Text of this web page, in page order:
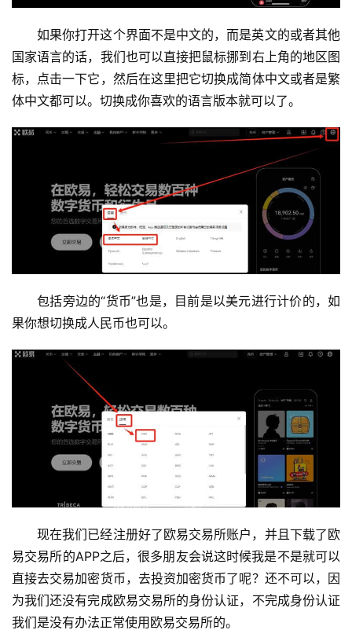
闻
行
情
分
如果你打开这个界面不是中文的，而是英文的或者其他
国家语言的话，我们也可以直接把鼠标挪到右上角的地区图
标，点击一下它，然后在这里把它切换成简体中文或者是繁
体中文都可以。切换成你喜欢的语言版本就可以了。
包括旁边的“货币”也是，目前是以美元进行计价的，如
果你想切换成人民币也可以。
现在我们已经注册好了欧易交易所账户，并且下载了欧
易交易所的APP之后，很多朋友会说这时候我是不是就可以
直接去交易加密货币，去投资加密货币了呢？还不可以，因
为我们还没有完成欧易交易所的身份认证，不完成身份认证
我们是没有办法正常使用欧易交易所的。